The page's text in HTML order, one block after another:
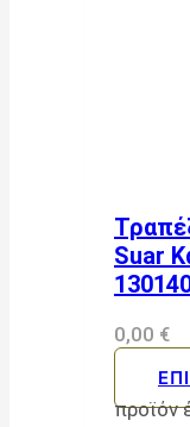
Suar
0,00 €
προϊόν